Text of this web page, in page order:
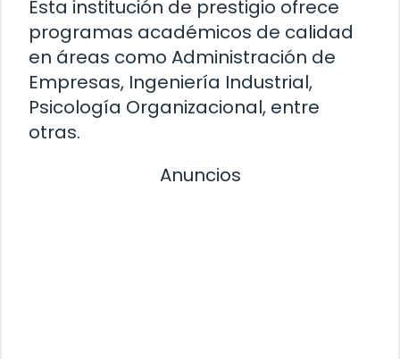
Esta institución de prestigio ofrece
programas académicos de calidad
en áreas como Administración de
Empresas, Ingeniería Industrial,
Psicología Organizacional, entre
otras.
Anuncios